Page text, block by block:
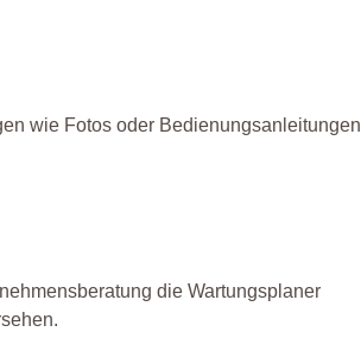
wie Fotos oder Bedienungsanleitungen
die Wartungsplaner